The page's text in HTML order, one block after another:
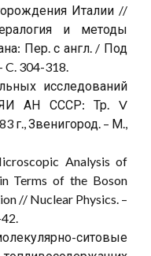
Италии //
и методы
Пер. с англ. / Под
C. 304-318.
исследований
АН СССР: Тр. V
г., Звенигород. – М.,
Analysis of
Terms of the Boson
// Nuclear Physics. –
ситовые